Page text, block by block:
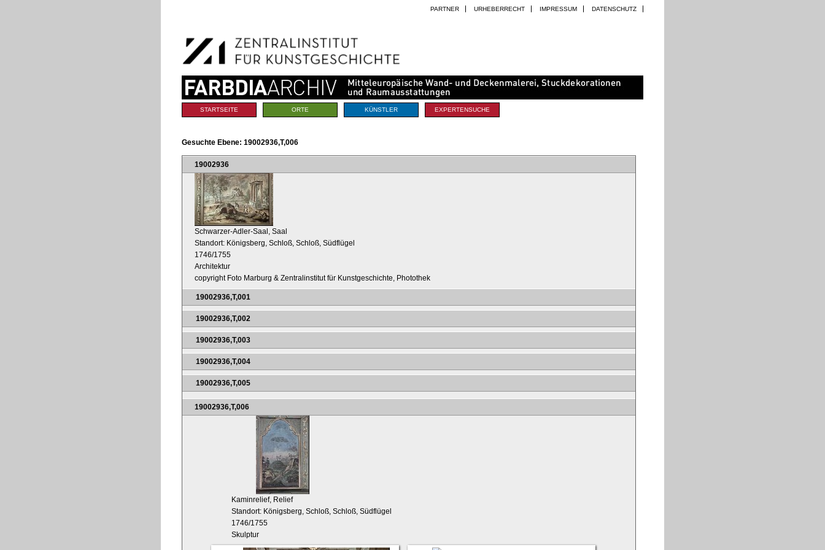
Navigation
PARTNER URHEBERRECHT IMPRESSUM DATENSCHUTZ
Sektionen
STARTSEITE ORTE KÜNSTLER EXPERTENSUCHE
Gesuchte Ebene: 19002936,T,006
19002936
Schwarzer-Adler-Saal, Saal
Standort: Königsberg, Schloß, Schloß, Südflügel
1746/1755
Architektur
copyright Foto Marburg & Zentralinstitut für Kunstgeschichte, Photothek
19002936,T,001
19002936,T,002
19002936,T,003
19002936,T,004
19002936,T,005
19002936,T,006
Kaminrelief, Relief
Standort: Königsberg, Schloß, Schloß, Südflügel
1746/1755
Skulptur